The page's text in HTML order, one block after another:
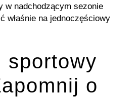
w nadchodzącym sezonie
właśnie na jednoczęściowy
sportowy
o